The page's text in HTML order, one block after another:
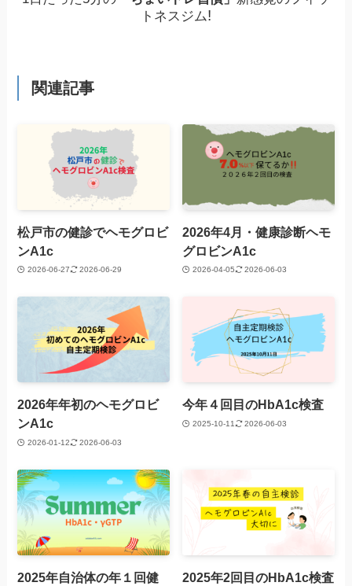
トネスジム!
関連記事
松戸市の健診でヘモグロビ
ンA1c
2026-06-27 2026-06-29
2026年4月・健康診断ヘモ
グロビンA1c
2026-04-05 2026-06-03
2026年年初のヘモグロビ
ンA1c
2026-01-12 2026-06-03
今年４回目のHbA1c検査
2025-10-11 2026-06-03
2025年自治体の年１回健
2025年2回目のHbA1c検査